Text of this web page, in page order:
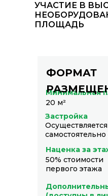
УЧАСТИЕ В
ПЛОЩАДЬ
Наценка за
Минимальная
ФОРМАТ
20 м²
Застройка
Осуществляется
50% стоимости
первого этажа